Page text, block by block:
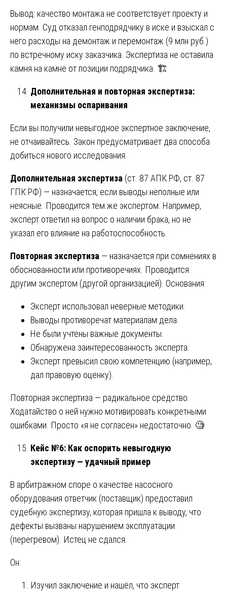
Вывод: качество монтажа не соответствует проекту и
нормам. Суд отказал генподрядчику в иске и взыскал с
него расходы на демонтаж и перемонтаж (9 млн руб.)
по встречному иску заказчика. Экспертиза не оставила
камня на камне от позиции подрядчика. 🏗️
Дополнительная и повторная экспертиза:
механизмы оспаривания
Если вы получили невыгодное экспертное заключение,
не отчаивайтесь. Закон предусматривает два способа
добиться нового исследования:
Дополнительная экспертиза (ст. 87 АПК РФ, ст. 87
ГПК РФ) — назначается, если выводы неполные или
неясные. Проводится тем же экспертом. Например,
эксперт ответил на вопрос о наличии брака, но не
указал его влияние на работоспособность.
Повторная экспертиза — назначается при сомнениях в
обоснованности или противоречиях. Проводится
другим экспертом (другой организацией). Основания:
Эксперт использовал неверные методики.
Выводы противоречат материалам дела.
Не были учтены важные документы.
Обнаружена заинтересованность эксперта.
Эксперт превысил свою компетенцию (например,
дал правовую оценку).
Повторная экспертиза — радикальное средство.
Ходатайство о ней нужно мотивировать конкретными
ошибками. Просто «я не согласен» недостаточно. 🧐
Кейс №6: Как оспорить невыгодную
экспертизу — удачный пример
В арбитражном споре о качестве насосного
оборудования ответчик (поставщик) предоставил
судебную экспертизу, которая пришла к выводу, что
дефекты вызваны нарушением эксплуатации
(перегревом). Истец не сдался.
Он:
Изучил заключение и нашёл, что эксперт